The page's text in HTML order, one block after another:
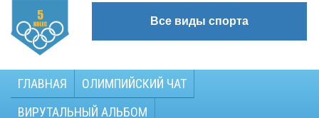
Все виды спорта
ГЛАВНАЯ
ОЛИМПИЙСКИЙ ЧАТ
ВИРУТАЛЬНЫЙ АЛЬБОМ